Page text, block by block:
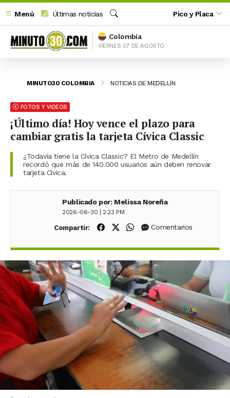
Menú
Últimas noticias
Buscar
Pico y Placa
Colombia
VIERNES 07 DE AGOSTO
MINUTO30 COLOMBIA NOTICIAS DE MEDELLÍN
FOTOS Y VIDEOS
¡Último día! Hoy vence el plazo para
cambiar gratis la tarjeta Cívica Classic
¿Todavía tiene la Cívica Classic? El Metro de Medellín
recordó que más de 140.000 usuarios aún deben renovar
tarjeta Cívica.
Publicado por: Melissa Noreña
2026-06-30 | 2:23 PM
Compartir: Compartir en Facebook
Compartir en X (Twitter)
Compartir en WhatsApp
Comentarios